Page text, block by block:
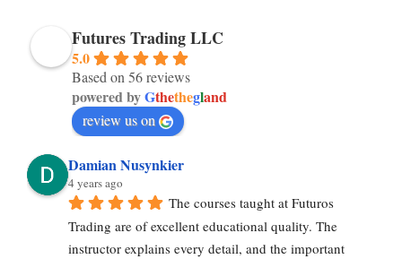
Futures Trading LLC
5.0
Based on 56 reviews
powered byGthethegland
review us on
Damian Nusynkier
4 years ago
The courses taught at Futuros
Trading are of excellent educational quality. The
instructor explains every detail, and the important